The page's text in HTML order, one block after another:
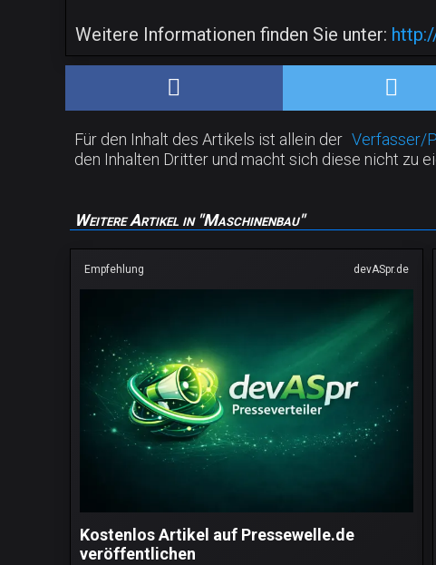
Weitere Informationen finden Sie unter:
Für den Inhalt des Artikels ist allein der Verfasser/
den Inhalten Dritter und macht sich diese nicht zu
Weitere Artikel in "Maschinenbau"
Empfehlung devASpr.de
Kostenlos Artikel auf Pressewelle.de
veröffentlichen